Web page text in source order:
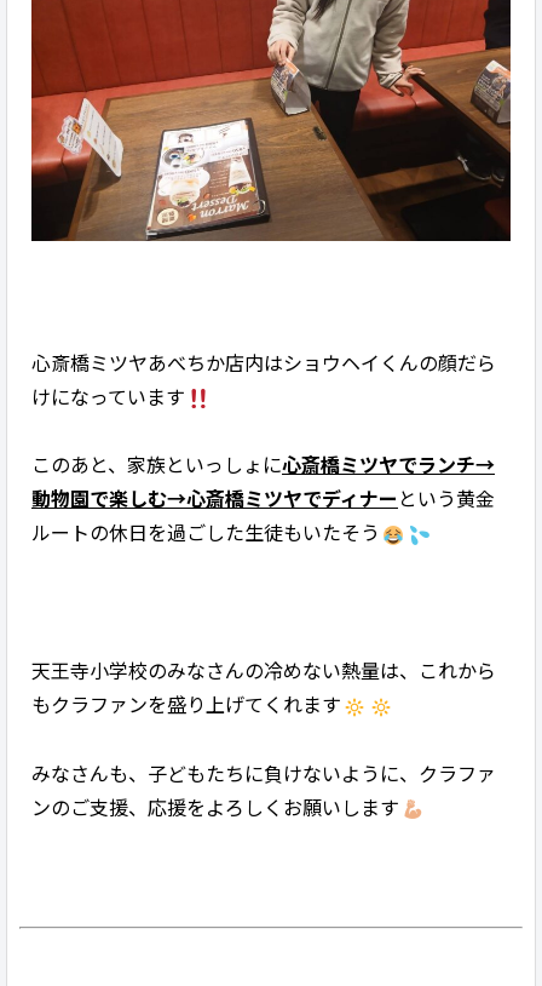
心斎橋ミツヤあべちか店内はショウヘイくんの顔だら
けになっています
このあと、家族といっしょに心斎橋ミツヤでランチ→
動物園で楽しむ→心斎橋ミツヤでディナー という黄金
ルートの休日を過ごした生徒もいたそう
天王寺小学校のみなさんの冷めない熱量は、これから
もクラファンを盛り上げてくれます
みなさんも、子どもたちに負けないように、クラファ
ンのご支援、応援をよろしくお願いします